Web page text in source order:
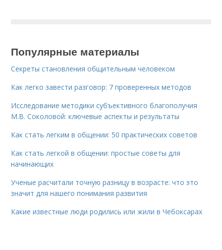
Популярные материалы
Секреты становления общительным человеком
Как легко завести разговор: 7 проверенных методов
Исследование методики субъективного благополучия
М.В. Соколовой: ключевые аспекты и результаты
Как стать легким в общении: 50 практических советов
Как стать легкой в общении: простые советы для
начинающих
Ученые расчитали точную разницу в возрасте: что это
значит для нашего понимания развития
Какие известные люди родились или жили в Чебоксарах